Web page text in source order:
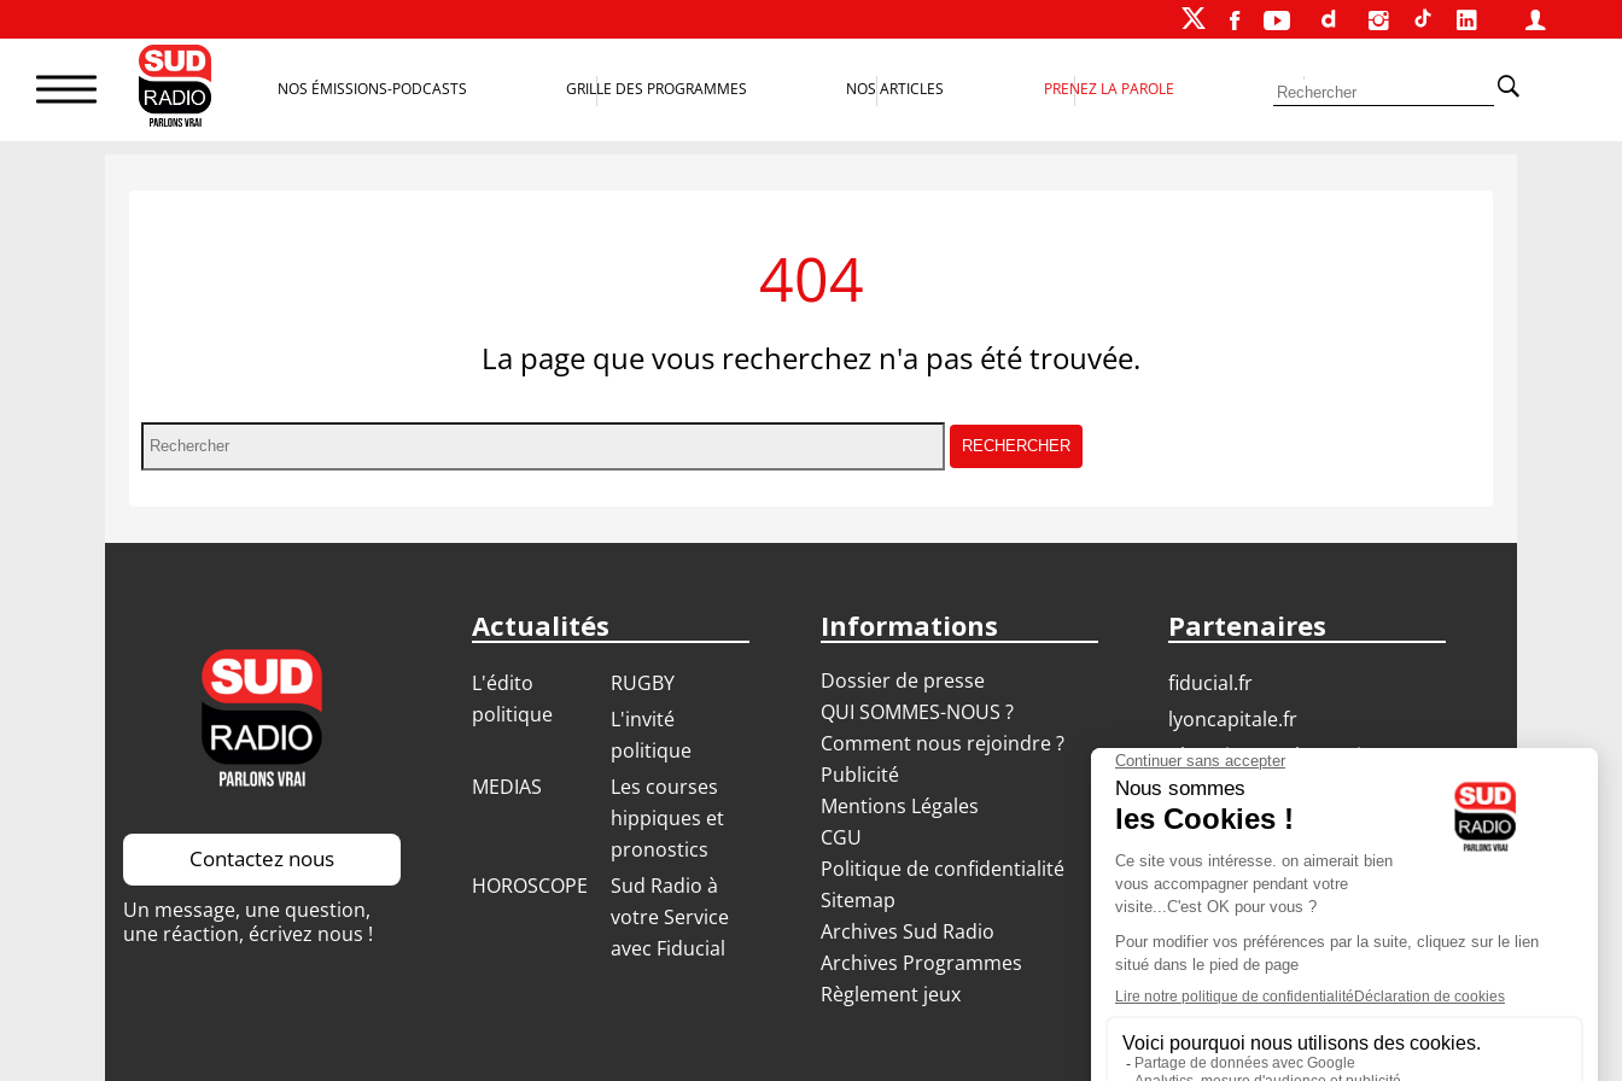
NOS ÉMISSIONS-PODCASTS GRILLE DES PROGRAMMES NOS ARTICLES PRENEZ LA PAROLE
404
La page que vous recherchez n'a pas été trouvée.
Contactez nous
Un message, une question,
une réaction, écrivez nous !
Actualités
L'édito
politique
RUGBY
L'invité
politique
MEDIAS
Les courses
hippiques et
pronostics
HOROSCOPE
Sud Radio à
votre Service
avec Fiducial
Informations
Dossier de presse
QUI SOMMES-NOUS ?
Comment nous rejoindre ?
Publicité
Mentions Légales
CGU
Politique de confidentialité
Sitemap
Archives Sud Radio
Archives Programmes
Règlement jeux
Partenaires
fiducial.fr
lyoncapitale.fr
olympique-et-lyonnais.com
L'application Iphone
/ Android
Téléchargez l'application
Les cookies